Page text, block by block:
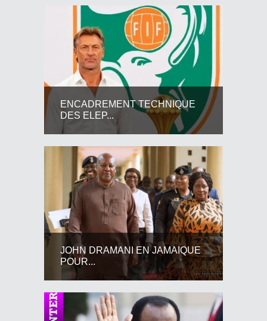
ENCADREMENT TECHNIQUE
DES ELEP...
JOHN DRAMANI EN JAMAIQUE
POUR...